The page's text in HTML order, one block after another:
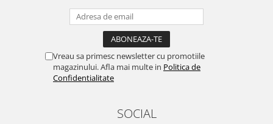
Vreau sa primesc newsletter cu promotiile
magazinului. Afla mai multe in Politica de
Confidentialitate
SOCIAL